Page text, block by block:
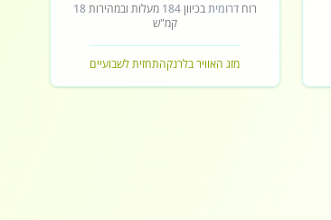
רוחדרומיתבכיוון184 מעלות ובמהירות18
קמ"ש
מזג האוויר בלרנקהתחזית לשבועיים